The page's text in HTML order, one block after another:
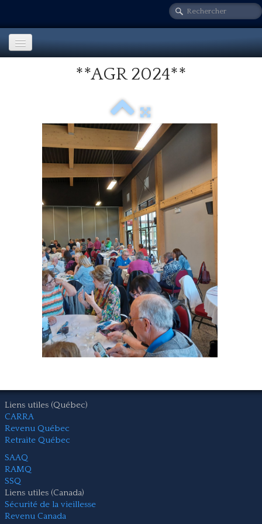
Nos activités ▼
Fondation LG
Info. comités
Nos publications▼
Nous joindre
**AGR 2024**
Liens utiles (Québec)
CARRA
Revenu Québec
Retraite Québec
SAAQ
RAMQ
SSQ
Liens utiles (Canada)
Sécurité de la vieillesse
Revenu Canada